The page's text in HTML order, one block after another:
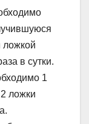
ложкой
в сутки.
1
2 ложки